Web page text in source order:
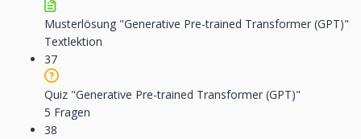
Musterlösung "Generative Pre-trained Transformer (GPT)"
Textlektion
37
Quiz "Generative Pre-trained Transformer (GPT)"
5 Fragen
38